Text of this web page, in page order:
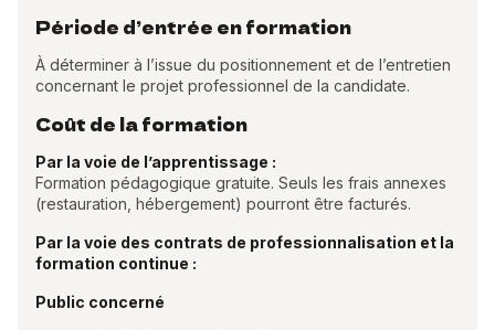
Période d’entrée en formation
À déterminer à l’issue du positionnement et de l’entretien
concernant le projet professionnel de la candidate.
Coût de la formation
Par la voie de l’apprentissage :
Formation pédagogique gratuite. Seuls les frais annexes
(restauration, hébergement) pourront être facturés.
Par la voie des contrats de professionnalisation et la
formation continue :
Public concerné